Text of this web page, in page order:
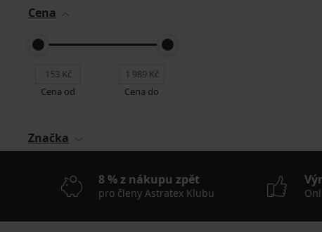
Cena
Cena od Cena do
Značka
8 % z nákupu zpět
pro členy Astratex Klubu